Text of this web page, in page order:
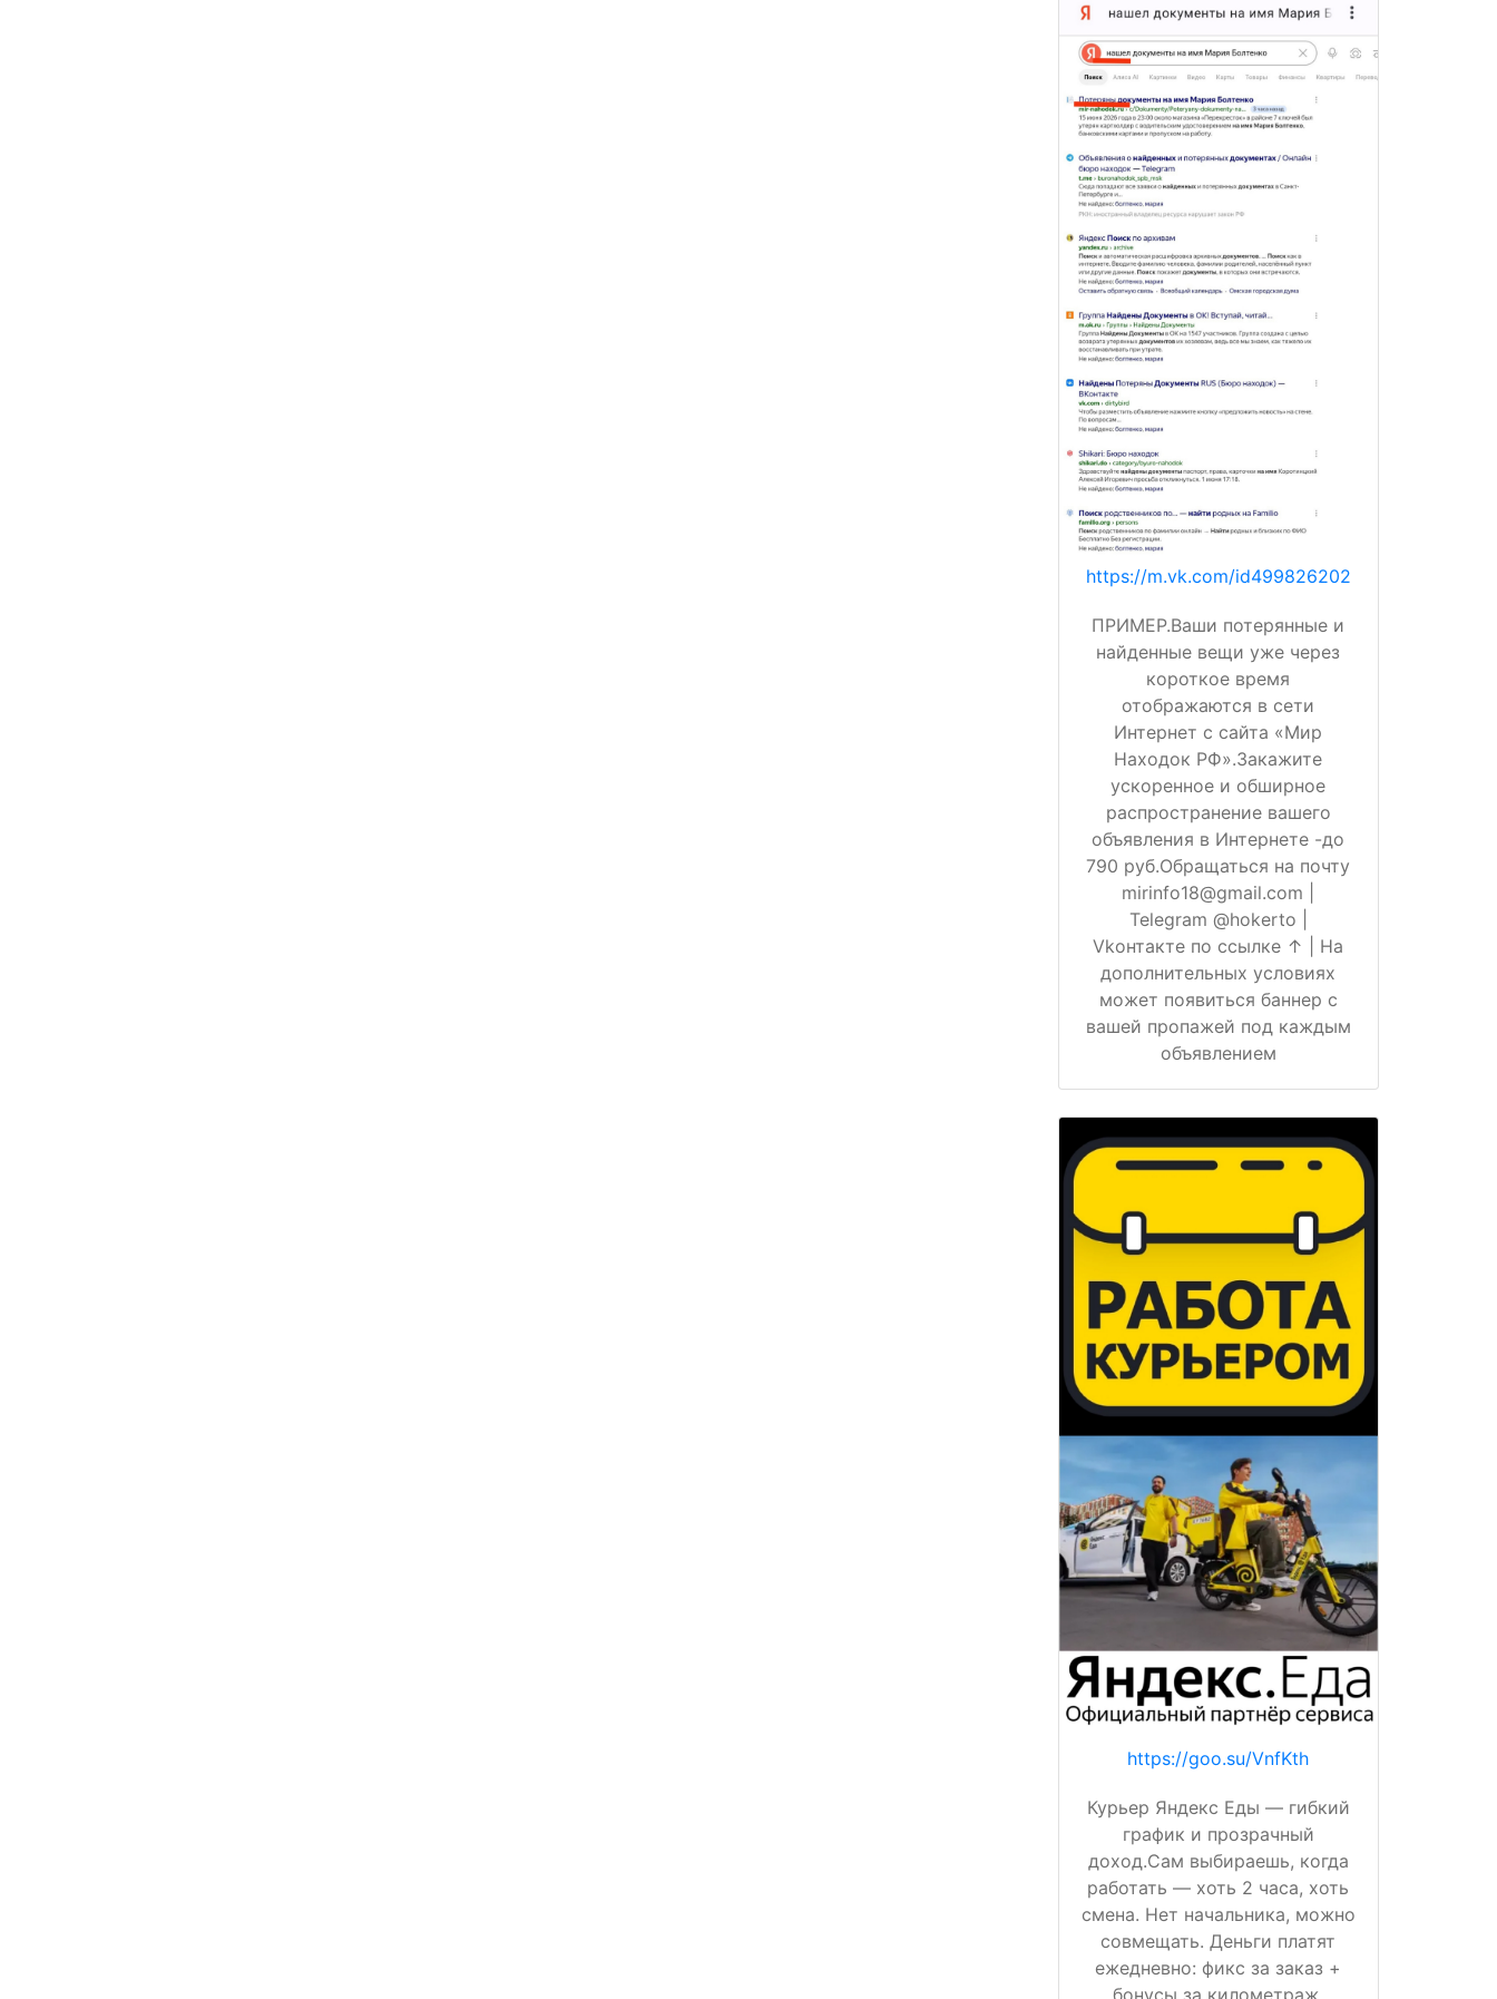
https://m.vk.com/id499826202
ПРИМЕР.Ваши потерянные и
найденные вещи уже через
короткое время
отображаются в сети
Интернет с сайта «Мир
Находок РФ».Закажите
ускоренное и обширное
распространение вашего
объявления в Интернете -до
790 руб.Обращаться на почту
mirinfo18@gmail.com |
Telegram @hokerto |
Vkонтакте по ссылке ↑ | На
дополнительных условиях
может появиться баннер с
вашей пропажей под каждым
объявлением
https://goo.su/VnfKth
Курьер Яндекс Еды — гибкий
график и прозрачный
доход.Сам выбираешь, когда
работать — хоть 2 часа, хоть
смена. Нет начальника, можно
совмещать. Деньги платят
ежедневно: фикс за заказ +